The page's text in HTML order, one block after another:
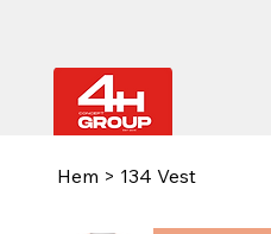
Hem > 134 Vest